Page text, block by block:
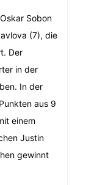
Sobon
(7), die
Der
in der
In der
aus 9
einem
Justin
gewinnt